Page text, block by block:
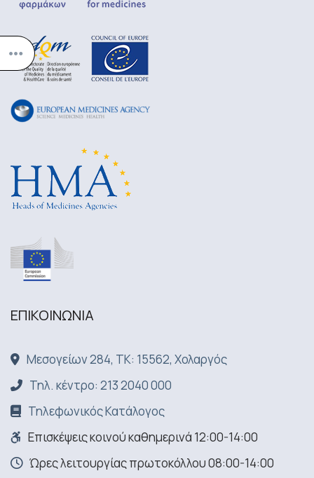
ΕΠΙΚΟΙΝΩΝΙA
Μεσογείων 284, ΤΚ: 15562, Χολαργός
Τηλ. κέντρο: 213 2040 000
Τηλεφωνικός Κατάλογος
Επισκέψεις κοινού καθημερινά 12:00-14:00
Ώρες λειτουργίας πρωτοκόλλου 08:00-14:00